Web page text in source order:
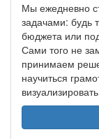
Мы ежедневно
задачами: будь
бюджета или
Сами того не
принимаем
научиться
визуализировать